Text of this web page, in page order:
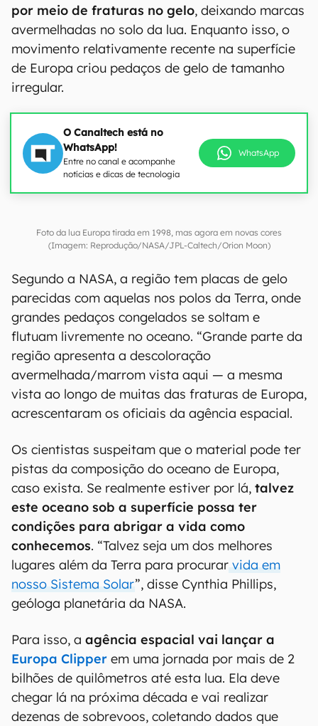
por meio de fraturas no gelo, deixando marcas
avermelhadas no solo da lua. Enquanto isso, o
movimento relativamente recente na superfície
de Europa criou pedaços de gelo de tamanho
irregular.
O Canaltech está no
WhatsApp!
Entre no canal e acompanhe
notícias e dicas de tecnologia
WhatsApp
Foto da lua Europa tirada em 1998, mas agora em novas cores
(Imagem: Reprodução/NASA/JPL-Caltech/Orion Moon)
Segundo a NASA, a região tem placas de gelo
parecidas com aquelas nos polos da Terra, onde
grandes pedaços congelados se soltam e
flutuam livremente no oceano. “Grande parte da
região apresenta a descoloração
avermelhada/marrom vista aqui — a mesma
vista ao longo de muitas das fraturas de Europa,
acrescentaram os oficiais da agência espacial.
Os cientistas suspeitam que o material pode ter
pistas da composição do oceano de Europa,
caso exista. Se realmente estiver por lá, talvez
este oceano sob a superfície possa ter
condições para abrigar a vida como
conhecemos. “Talvez seja um dos melhores
lugares além da Terra para procurar vida em
nosso Sistema Solar”, disse Cynthia Phillips,
geóloga planetária da NASA.
Para isso, a agência espacial vai lançar a
Europa Clipper em uma jornada por mais de 2
bilhões de quilômetros até esta lua. Ela deve
chegar lá na próxima década e vai realizar
dezenas de sobrevoos, coletando dados que